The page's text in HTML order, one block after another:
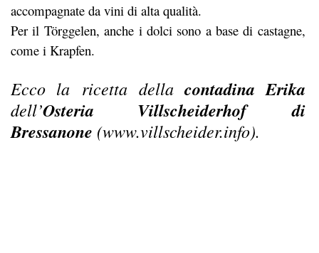
accompagnate da vini di alta qualità.
Per il Törggelen, anche i dolci sono a base di castagne,
come i Krapfen.
Ecco la ricetta dellacontadina Erika
dell’Osteria Villscheiderhof di
Bressanone (www.villscheider.info).